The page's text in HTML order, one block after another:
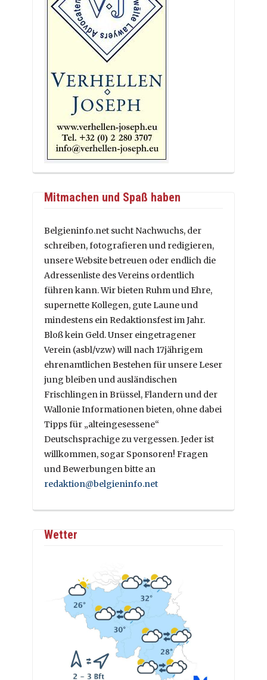
Mitmachen und Spaß haben
Belgieninfo.net sucht Nachwuchs, der
schreiben, fotografieren und redigieren,
unsere Website betreuen oder endlich die
Adressenliste des Vereins ordentlich
führen kann. Wir bieten Ruhm und Ehre,
supernette Kollegen, gute Laune und
mindestens ein Redaktionsfest im Jahr.
Bloß kein Geld. Unser eingetragener
Verein (asbl/vzw) will nach 17jährigem
ehrenamtlichen Bestehen für unsere Leser
jung bleiben und ausländischen
Frischlingen in Brüssel, Flandern und der
Wallonie Informationen bieten, ohne dabei
Tipps für „alteingesessene“
Deutschsprachige zu vergessen. Jeder ist
willkommen, sogar Sponsoren! Fragen
und Bewerbungen bitte an
redaktion@belgieninfo.net
Wetter